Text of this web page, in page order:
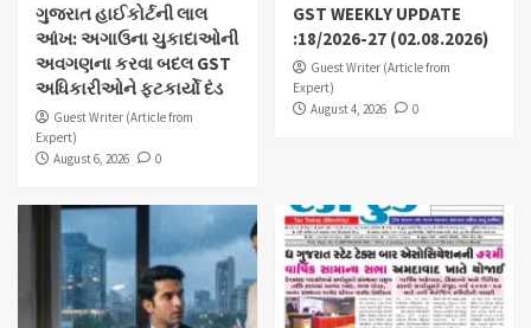
ગુજરાત હાઈકોર્ટની લાલ
આંખ: અગાઉના ચુકાદાઓની
અવગણના કરવા બદલ GST
અધિકારીઓને ફટકાર્યો દંડ
Guest Writer (Article from
Expert)
August 6, 2026
0
GST WEEKLY UPDATE
:18/2026-27 (02.08.2026)
Guest Writer (Article from
Expert)
August 4, 2026
0